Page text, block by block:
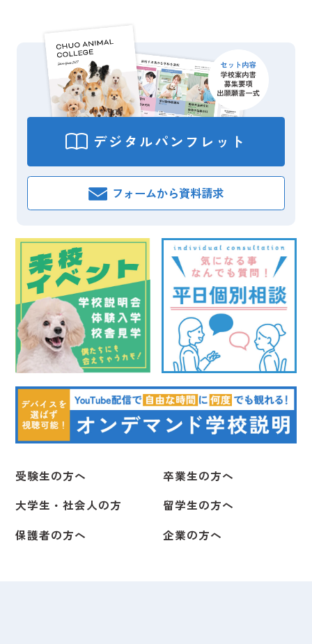
デジタルパンフレット
フォームから資料請求
受験生の方へ
卒業生の方へ
大学生・社会人の方
留学生の方へ
保護者の方へ
企業の方へ